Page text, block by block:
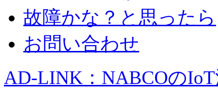
故障かな？と思ったら
お問い合わせ
AD-LINK：NABCOの